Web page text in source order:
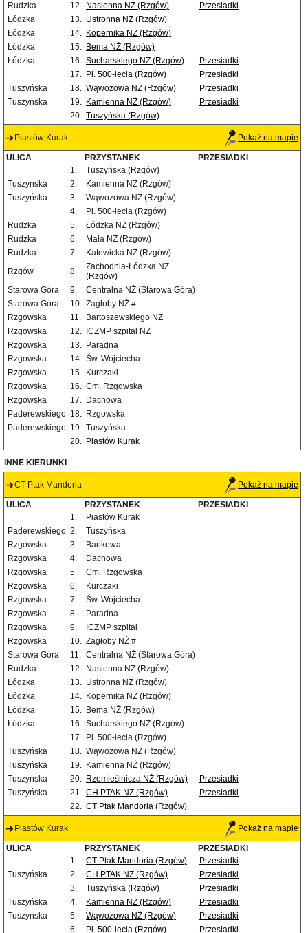
Rudzka
12. Nasienna NŻ (Rzgów)
Przesiadki
Łódzka
13. Ustronna NŻ (Rzgów)
Łódzka
14. Kopernika NŻ (Rzgów)
Łódzka
15. Bema NŻ (Rzgów)
Łódzka
16. Sucharskiego NŻ (Rzgów)
Przesiadki
17. Pl. 500-lecia (Rzgów)
Przesiadki
Tuszyńska
18. Wąwozowa NŻ (Rzgów)
Przesiadki
Tuszyńska
19. Kamienna NŻ (Rzgów)
Przesiadki
20. Tuszyńska (Rzgów)
Piastów Kurak Pokaż na mapie
ULICA PRZYSTANEK
PRZESIADKI
1.
Tuszyńska (Rzgów)
Tuszyńska
2.
Kamienna NŻ (Rzgów)
Tuszyńska
3.
Wąwozowa NŻ (Rzgów)
4.
Pl. 500-lecia (Rzgów)
Rudzka
5.
Łódzka NŻ (Rzgów)
Rudzka
6.
Mała NŻ (Rzgów)
Rudzka
7.
Katowicka NŻ (Rzgów)
Rzgów
8.
Zachodnia-Łódzka NŻ
(Rzgów)
Starowa Góra
9.
Centralna NŻ (Starowa Góra)
Starowa Góra
10. Zagłoby NŻ #
Rzgowska
11.
Bartoszewskiego NŻ
Rzgowska
12.
ICZMP szpital NŻ
Rzgowska
13. Paradna
Rzgowska
14. Św. Wojciecha
Rzgowska
15. Kurczaki
Rzgowska
16. Cm. Rzgowska
Rzgowska
17. Dachowa
Paderewskiego 18. Rzgowska
Paderewskiego 19. Tuszyńska
20. Piastów Kurak
INNE KIERUNKI
CT Ptak Mandoria Pokaż na mapie
ULICA PRZYSTANEK
PRZESIADKI
1.
Piastów Kurak
Paderewskiego 2.
Tuszyńska
Rzgowska
3.
Bankowa
Rzgowska
4.
Dachowa
Rzgowska
5.
Cm. Rzgowska
Rzgowska
6.
Kurczaki
Rzgowska
7.
Św. Wojciecha
Rzgowska
8.
Paradna
Rzgowska
9.
ICZMP szpital
Rzgowska
10. Zagłoby NŻ #
Starowa Góra
11. Centralna NŻ (Starowa Góra)
Rudzka
12. Nasienna NŻ (Rzgów)
Łódzka
13. Ustronna NŻ (Rzgów)
Łódzka
14. Kopernika NŻ (Rzgów)
Łódzka
15. Bema NŻ (Rzgów)
Łódzka
16. Sucharskiego NŻ (Rzgów)
17. Pl. 500-lecia (Rzgów)
Tuszyńska
18. Wąwozowa NŻ (Rzgów)
Tuszyńska
19. Kamienna NŻ (Rzgów)
Tuszyńska
20. Rzemieślnicza NŻ (Rzgów)
Przesiadki
Tuszyńska
21. CH PTAK NŻ (Rzgów)
Przesiadki
22. CT Ptak Mandoria (Rzgów)
Piastów Kurak Pokaż na mapie
ULICA PRZYSTANEK
PRZESIADKI
1.
CT Ptak Mandoria (Rzgów)
Przesiadki
Tuszyńska
2. CH PTAK NŻ (Rzgów)
Przesiadki
3.
Tuszyńska (Rzgów)
Przesiadki
Tuszyńska
4. Kamienna NŻ (Rzgów)
Przesiadki
Tuszyńska
5. Wąwozowa NŻ (Rzgów)
Przesiadki
6.
Pl. 500-lecia (Rzgów) Przesiadki